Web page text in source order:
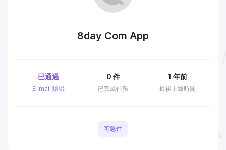
8day Com App
E-mail 驗證
已通過
已完成任務
0 件
最後上線時間
1 年前
可急件